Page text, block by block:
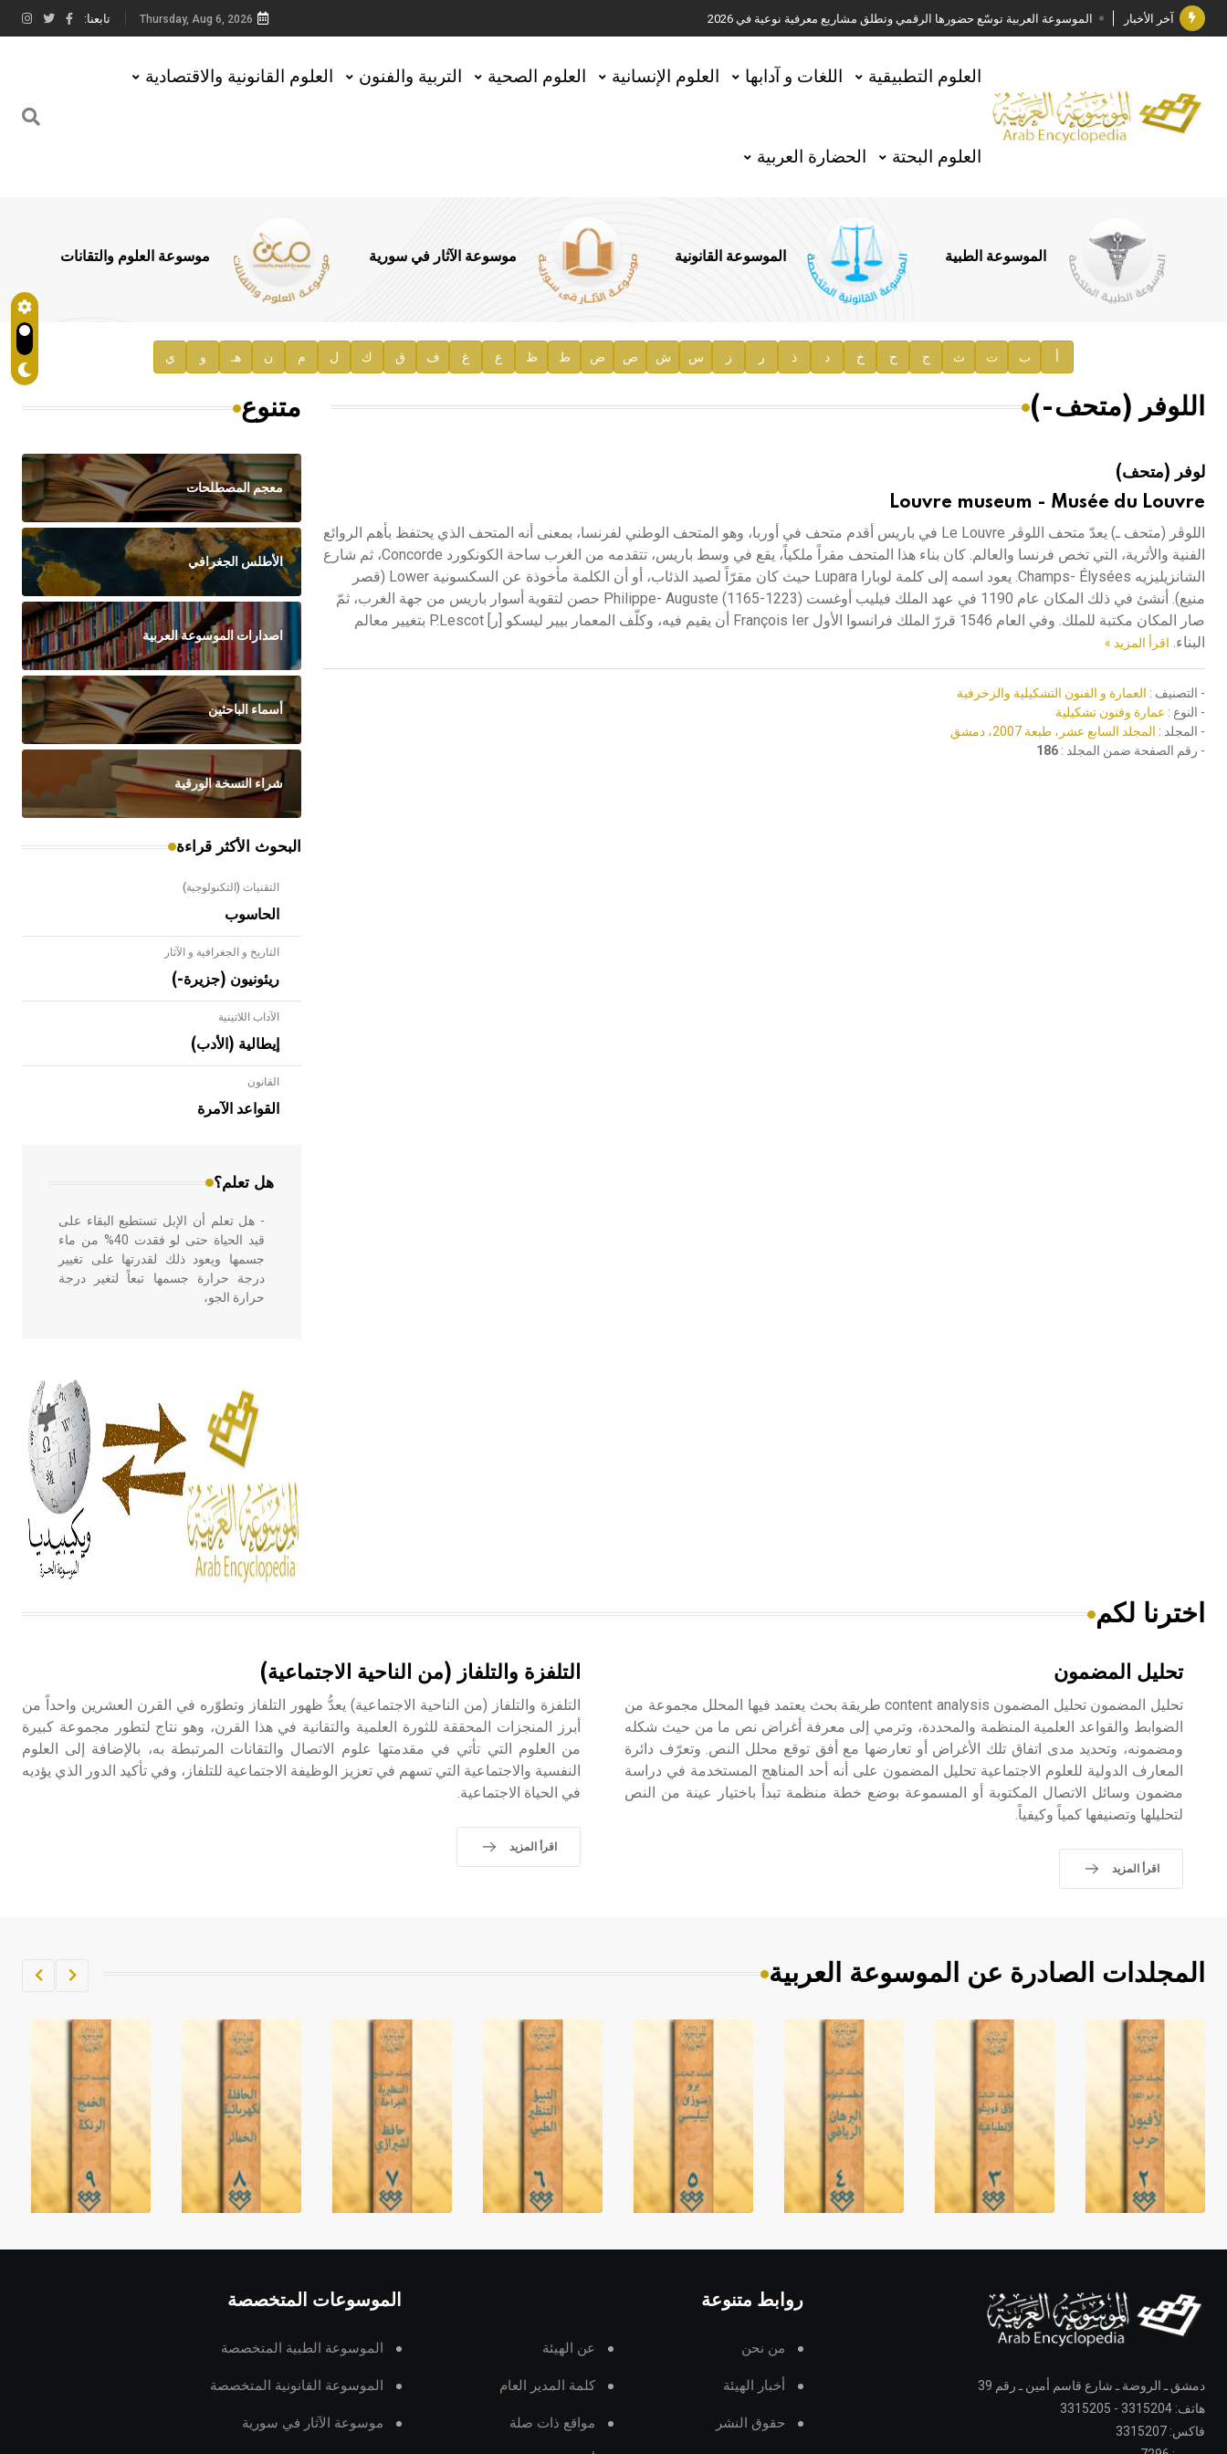
آخر الأخبار الموسوعة العربية توسّع حضورها الرقمي وتطلق مشاريع معرفية نوعية في 2026
جائزة مجمع الملك سلمان العالمي للغة العربية 2025
الأستاذ إياد خالد الطباع مدير عام لهيئة الموسوعة العربية
السيد محمد ياسين صالح وزيرا للثقافة
توصيات مجلس الإدارة
صدور المجلد السابع من موسوعة الآثار في سورية
إعلان..
هيئة الموسوعة العربية تطلق موسوعات جديدة في عام 2026
Thursday, Aug 6, 2026 تابعنا:
العلوم التطبيقية اللغات و آدابها العلوم الإنسانية العلوم الصحية التربية والفنون العلوم القانونية والاقتصادية
العلوم البحتة الحضارة العربية
الموسوعة الطبية الموسوعة القانونية موسوعة الآثار في سورية موسوعة العلوم والتقانات
أ ب ت ث ج ح خ د ذ ر ز س ش ص ض ط ظ ع غ ف ق ك ل م ن هـ و ي
اللوفر (متحف-)
لوفر (متحف)
Louvre museum - Musée du Louvre
اللوڤر (متحف ـ) يعدّ متحف اللوڤر Le Louvre في باريس أقدم متحف في أوربا، وهو المتحف الوطني لفرنسا، بمعنى أنه المتحف الذي يحتفظ بأهم الروائع
الفنية والأثرية، التي تخص فرنسا والعالم. كان بناء هذا المتحف مقراً ملكياً، يقع في وسط باريس، تتقدمه من الغرب ساحة الكونكورد Concorde، ثم شارع
الشانزيليزيه Champs- Élysées. يعود اسمه إلى كلمة لوبارا Lupara حيث كان مقرّاً لصيد الذئاب، أو أن الكلمة مأخوذة عن السكسونية Lower (قصر
منيع). أنشئ في ذلك المكان عام 1190 في عهد الملك فيليب أوغست Philippe- Auguste (1165-1223) حصن لتقوية أسوار باريس من جهة الغرب، ثمّ
صار المكان مكتبة للملك. وفي العام 1546 قررّ الملك فرانسوا الأول François Ier أن يقيم فيه، وكلّف المعمار بيير ليسكو [ر] P.Lescot بتغيير معالم
البناء. اقرأ المزيد »
- التصنيف : العمارة و الفنون التشكيلية والزخرفية
- النوع : عمارة وفنون تشكيلية
- المجلد : المجلد السابع عشر، طبعة 2007، دمشق
- رقم الصفحة ضمن المجلد : 186
متنوع
معجم المصطلحات
الأطلس الجغرافي
اصدارات الموسوعة العربية
أسماء الباحثين
شراء النسخة الورقية
البحوث الأكثر قراءة
التقنيات (التكنولوجية)
الحاسوب
التاريخ و الجغرافية و الآثار
ريئونيون (جزيرة-)
الآداب اللاتينية
إيطالية (الأدب)
القانون
القواعد الآمرة
هل تعلم؟
- هل تعلم أن الأبلق نوع من الفنون
الهندسية التي ارتبطت بالعمارة الإسلامية
في بلاد الشام ومصر خاصة، حيث يحرص
- هل تعلم أن الإبل تستطيع البقاء على
قيد الحياة حتى لو فقدت 40% من ماء
جسمها ويعود ذلك لقدرتها على تغيير
درجة حرارة جسمها تبعاً لتغير درجة
حرارة الجو،
أربعة مؤلفات هي: الحكم، الأدلة، تنظيم
التغذية، ورسالته في جروح الرأس.
ويعود له الفضل بأنه حرر الطب من
الدين والفلسفة.
- هل تعلم أن المرجان إفراز حيواني
يتكون في البحر ويتركب من مادة
كربونات الكلسيوم، وهو أحمر أو شديد
الحمرة وهو أجود أنواعه، ويمتاز بكبر
الحجم ويسمى الش
العمارة عموماً وفي العمارة الدينية
الخاصة بالكنائس خصوصاً، وفي
الإنكليزية أب
- هل تعلم أن أبجر Abgar اسم معروف
اخترنا لكم
تحليل المضمون
تحليل المضمون تحليل المضمون content analysis طريقة بحث يعتمد فيها المحلل مجموعة من
الضوابط والقواعد العلمية المنظمة والمحددة، وترمي إلى معرفة أغراض نص ما من حيث شكله
ومضمونه، وتحديد مدى اتفاق تلك الأغراض أو تعارضها مع أفق توقع محلل النص. وتعرّف دائرة
المعارف الدولية للعلوم الاجتماعية تحليل المضمون على أنه أحد المناهج المستخدمة في دراسة
مضمون وسائل الاتصال المكتوبة أو المسموعة بوضع خطة منظمة تبدأ باختيار عينة من النص
لتحليلها وتصنيفها كمياً وكيفياً.
اقرأ المزيد
التلفزة والتلفاز (من الناحية الاجتماعية)
التلفزة والتلفاز (من الناحية الاجتماعية) يعدُّ ظهور التلفاز وتطوّره في القرن العشرين واحداً من
أبرز المنجزات المحققة للثورة العلمية والتقانية في هذا القرن، وهو نتاج لتطور مجموعة كبيرة
من العلوم التي تأتي في مقدمتها علوم الاتصال والتقانات المرتبطة به، بالإضافة إلى العلوم
النفسية والاجتماعية التي تسهم في تعزيز الوظيفة الاجتماعية للتلفاز، وفي تأكيد الدور الذي يؤديه
في الحياة الاجتماعية.
اقرأ المزيد
المجلدات الصادرة عن الموسوعة العربية
دمشق ـ الروضة ـ شارع قاسم أمين ـ رقم 39
هاتف: 3315204 - 3315205
فاكس: 3315207
روابط متنوعة
من نحن عن الهيئة
أخبار الهيئة كلمة المدير العام
حقوق النشر مواقع ذات صلة
الموسوعات المتخصصة
الموسوعة الطبية المتخصصة
الموسوعة القانونية المتخصصة
موسوعة الآثار في سورية